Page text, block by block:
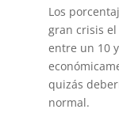
Los
gran crisis
entre un 10
quizás
normal.